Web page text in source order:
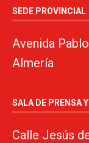
SEDE PROVINCIAL
Avenida
Almería
SALA DE PRENSA
Calle Jesús